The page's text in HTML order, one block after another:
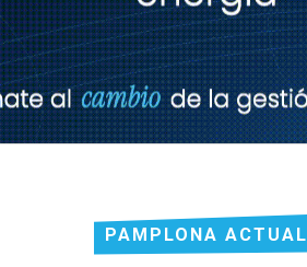
PAMPLONA ACTUAL